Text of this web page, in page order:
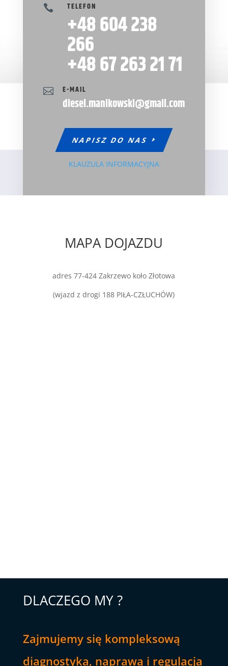
 TELEFON
+48 604 238
266
+48 67 263 21 71
 E-MAIL
diesel.manikowski@gmail.com
NAPISZ DO NAS
KLAUZULA INFORMACYJNA
MAPA DOJAZDU
adres 77-424 Zakrzewo koło Złotowa
(wjazd z drogi 188 PIŁA-CZŁUCHÓW)
DLACZEGO MY ?
Zajmujemy się kompleksową
diagnostyka, naprawą i regulacja